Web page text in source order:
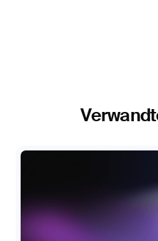
Learn more